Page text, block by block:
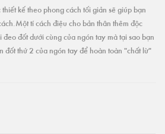
kế theo phong cách tối giản sẽ giúp bạn
tí cách điệu cho bản thân thêm độc
đeo đốt dưới cùng của ngón tay mà tại sao bạn
đốt thứ 2 của ngón tay để hoàn toàn "chất lừ"